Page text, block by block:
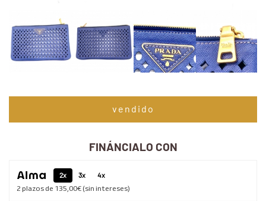
vendido
FINÁNCIALO CON
2x 3x 4x
2 plazos de 135,00€ (sin intereses)